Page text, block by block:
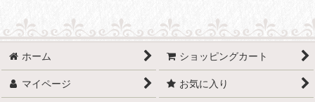
ホーム ショッピングカート
マイページ お気に入り